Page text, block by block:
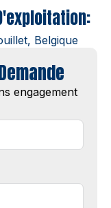
Belgique
engagement